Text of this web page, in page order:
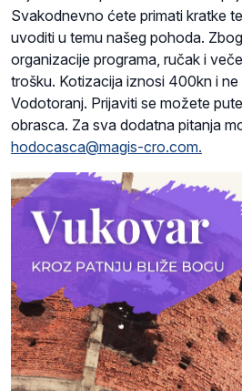
Svakodnevno ćete primati kratke
uvoditi u temu našeg pohoda.
organizacije programa, ručak i
trošku. Kotizacija iznosi 400kn i
Vodotoranj. Prijaviti se možete
obrasca. Za sva dodatna pitanja
hodocasca@magis-cro.com.